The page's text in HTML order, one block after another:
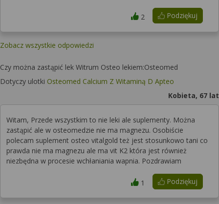
Podziękuj
2
Zobacz wszystkie odpowiedzi
Czy można zastąpić lek Witrum Osteo lekiem:Osteomed
Dotyczy ulotki Osteomed Calcium Z Witaminą D Apteo
Kobieta, 67 lat
Witam, Przede wszystkim to nie leki ale suplementy. Można
zastąpić ale w osteomedzie nie ma magnezu. Osobiście
polecam suplement osteo vitalgold też jest stosunkowo tani co
prawda nie ma magnezu ale ma vit K2 która jest również
niezbędna w procesie wchłaniania wapnia. Pozdrawiam
Podziękuj
1